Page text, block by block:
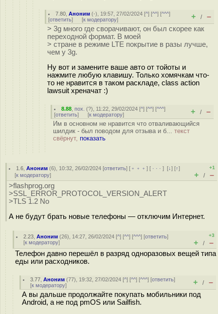
7.80 ,Аноним (-), 19:57, 27/02/2024 [^] [^^] [^^^]
[ответить] [к модератору] + / –
> 3g много где сворачивают, он был скорее как
переходной формат. В моей
> стране в режиме LTE покрытие в разы лучше,
чем у 3g.
Ну вот и замените ваше авто от тойоты и
нажмите любую клавишу. Только хомячкам что-
то не нравится в таком раскладе, class action
lawsuit хреначат :)
8.88 ,пох. (?), 11:22, 29/02/2024 [^] [^^] [^^^]
[ответить] [к модератору] + / –
Им в основном не нравится что отваливающийся
шилдик - был поводом для отзыва и б... текст
свёрнут, показать
1.6 ,Аноним (6), 10:32, 26/02/2024 [ответить] [ ﹢﹢﹢] [ · · ·][↓] [↑]
[к модератору]
+1
+ / –
>flashprog.org
>SSL_ERROR_PROTOCOL_VERSION_ALERT
>TLS 1.2 No
А не будут брать новые телефоны — отключим Интернет.
2.23 ,Аноним (26), 14:27, 26/02/2024 [^] [^^] [^^^] [ответить]
[к модератору]
+3
+ / –
Телефон давно перешёл в разряд одноразовых вещей типа
еды или расходников.
3.77 ,Аноним (77), 19:32, 27/02/2024 [^] [^^] [^^^] [ответить]
[к модератору] + / –
А вы дальше продолжайте покупать мобильники под
Android, а не под pmOS или Sailfish.